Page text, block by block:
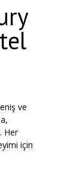
ve
Her
için